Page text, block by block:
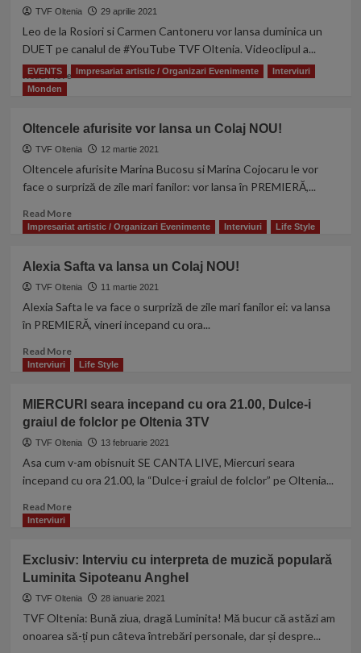
talentata
Maria
Rosiu
TVF Oltenia 29 aprilie 2021
Leo de la Rosiori si Carmen Cantoneru vor lansa duminica un
DUET pe canalul de #YouTube TVF Oltenia. Videoclipul a...
Read MoreRead
nou
duet
în
muzica
din
România?
Lansarea
02
Mai
pe
canalul
YouTube
EVENTS Impresariat artistic / Organizari Evenimente
Interviuri
Monden
Oltencele afurisite vor lansa un Colaj NOU!
TVF Oltenia 12 martie 2021
Oltencele afurisite Marina Bucosu si Marina Cojocaru le vor
face o surpriză de zile mari fanilor: vor lansa în PREMIERĂ,...
Read MoreRead
more
afurisite
vor
lansa
un
Colaj
NOU!
Impresariat artistic / Organizari Evenimente Interviuri Life Style
Alexia Safta va lansa un Colaj NOU!
TVF Oltenia 11 martie 2021
Alexia Safta le va face o surpriză de zile mari fanilor ei: va lansa
în PREMIERĂ, vineri incepand cu ora...
Read MoreRead
more
Safta
va
lansa
NOU!
Interviuri Life Style
MIERCURI seara incepand cu ora 21.00, Dulce-i
graiul de folclor pe Oltenia 3TV
TVF Oltenia 13 februarie 2021
Asa cum v-am obisnuit SE CANTA LIVE, Miercuri seara
incepand cu ora 21.00, la “Dulce-i graiul de folclor” pe Oltenia...
Read MoreRead
seara
incepand
cu
ora
Dulce-
Interviuri
Exclusiv: Interviu cu interpreta de muzică populară
Luminita Sipoteanu Anghel
TVF Oltenia 28 ianuarie 2021
TVF Oltenia: Bună ziua, dragă Luminita! Mă bucur că astăzi am
onoarea să-ți pun câteva întrebări personale, dar și despre...